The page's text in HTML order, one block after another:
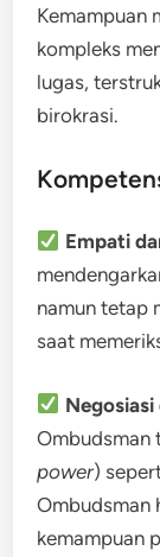
Kemampuan
kompleks
lugas,
birokrasi.
Empati
namun tetap
saat
Ombudsman
power)
Ombudsman
kemampuan